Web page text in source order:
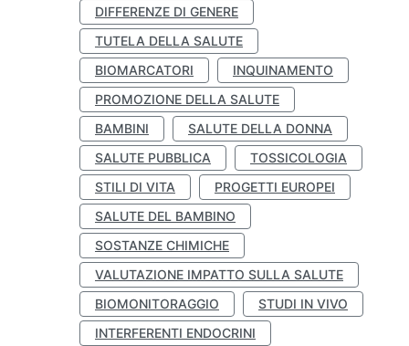
DIFFERENZE DI GENERE
TUTELA DELLA SALUTE
BIOMARCATORI
INQUINAMENTO
PROMOZIONE DELLA SALUTE
BAMBINI
SALUTE DELLA DONNA
SALUTE PUBBLICA
TOSSICOLOGIA
STILI DI VITA
PROGETTI EUROPEI
SALUTE DEL BAMBINO
SOSTANZE CHIMICHE
VALUTAZIONE IMPATTO SULLA SALUTE
BIOMONITORAGGIO
STUDI IN VIVO
INTERFERENTI ENDOCRINI